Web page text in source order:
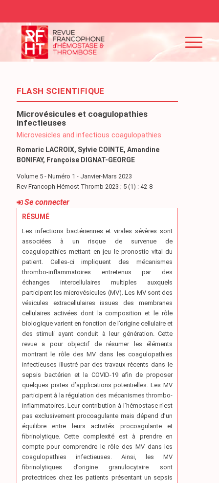
FLASH SCIENTIFIQUE
Microvésicules et coagulopathies
infectieuses
Microvesicles and infectious coagulopathies
Romaric LACROIX, Sylvie COINTE, Amandine
BONIFAY, Françoise DIGNAT-GEORGE
Volume 5 - Numéro 1 - Janvier-Mars 2023
Rev Francoph Hémost Thromb 2023 ; 5 (1) : 42-8
Se connecter
RÉSUMÉ
Les infections bactériennes et virales sévères sont
associées à un risque de survenue de
coagulopathies mettant en jeu le pronostic vital du
patient. Celles-ci impliquent des mécanismes
thrombo-inflammatoires entretenus par des
échanges intercellulaires multiples auxquels
participent les microvésicules (MV). Les MV sont des
vésicules extracellulaires issues des membranes
cellulaires activées dont la composition et le rôle
biologique varient en fonction de l’origine cellulaire et
des stimuli ayant conduit à leur génération. Cette
revue a pour objectif de résumer les éléments
montrant le rôle des MV dans les coagulopathies
infectieuses illustré par des travaux récents dans le
sepsis bactérien et la COVID-19 afin de proposer
quelques pistes d’applications potentielles. Les MV
participent à la régulation des mécanismes thrombo-
inflammatoires. Leur contribution à l’hémostase n’est
pas exclusivement procoagulante mais dépend d’un
équilibre entre leurs activités procoagulante et
fibrinolytique. Cette complexité est à prendre en
compte pour comprendre le rôle des MV dans les
coagulopathies infectieuses. Ainsi, les MV
fibrinolytiques d’origine granulocytaire sont
protectrices chez les patients présentant un sepsis